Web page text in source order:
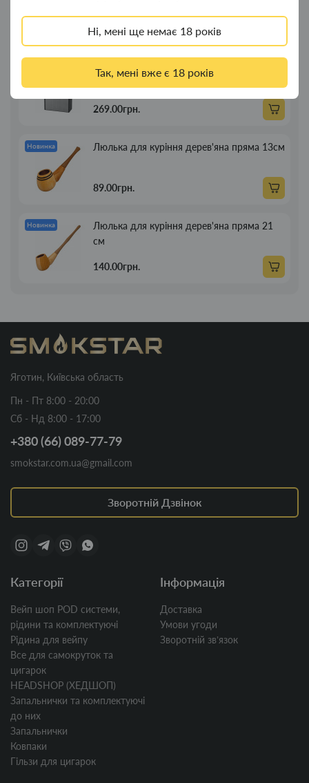
Ні, мені ще немає 18 років
Так, мені вже є 18 років
350.00грн.
Портсигар для сигарет Focus із USB
269.00грн.
Новинка Люлька для куріння дерев'яна пряма 13см
89.00грн.
Новинка
Люлька для куріння дерев'яна пряма 21
см
140.00грн.
Яготин, Київська область
Пн - Пт 8:00 - 20:00
Сб - Нд 8:00 - 17:00
+380 (66) 089-77-79
smokstar.com.ua@gmail.com
Зворотній Дзвінок
Категорії
Вейп шоп POD системи,
рідини та комплектуючі
Рідина для вейпу
Все для самокруток та
цигарок
HEADSHOP (ХЕДШОП)
Запальнички та комплектуючі
до них
Запальнички
Ковпаки
Гільзи для цигарок
Інформація
Доставка
Умови угоди
Зворотній звʼязок